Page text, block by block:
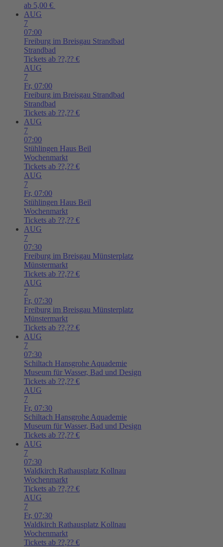
ab 5,00 €
AUG
7
07:00
Freiburg im Breisgau Strandbad
Strandbad
Tickets ab ??,?? €
AUG
7
Fr, 07:00
Freiburg im Breisgau Strandbad
Strandbad
Tickets ab ??,?? €
AUG
7
07:00
Stühlingen Haus Beil
Wochenmarkt
Tickets ab ??,?? €
AUG
7
Fr, 07:00
Stühlingen Haus Beil
Wochenmarkt
Tickets ab ??,?? €
AUG
7
07:30
Freiburg im Breisgau Münsterplatz
Münstermarkt
Tickets ab ??,?? €
AUG
7
Fr, 07:30
Freiburg im Breisgau Münsterplatz
Münstermarkt
Tickets ab ??,?? €
AUG
7
07:30
Schiltach Hansgrohe Aquademie
Museum für Wasser, Bad und Design
Tickets ab ??,?? €
AUG
7
Fr, 07:30
Schiltach Hansgrohe Aquademie
Museum für Wasser, Bad und Design
Tickets ab ??,?? €
AUG
7
07:30
Waldkirch Rathausplatz Kollnau
Wochenmarkt
Tickets ab ??,?? €
AUG
7
Fr, 07:30
Waldkirch Rathausplatz Kollnau
Wochenmarkt
Tickets ab ??,?? €